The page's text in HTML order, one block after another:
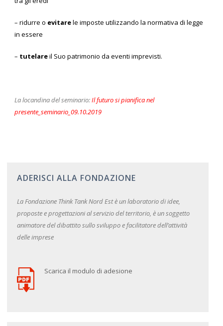
– ridurre o evitarele imposte utilizzando la normativa di legge
in essere
– tutelareil Suo patrimonio da eventi imprevisti.
La locandina del seminario:Il futuro si pianifica nel
presente_seminario_09.10.2019
ADERISCI ALLA FONDAZIONE
La Fondazione Think Tank Nord Est è un laboratorio di idee,
proposte e progettazioni al servizio del territorio, è un soggetto
animatore del dibattito sullo sviluppo e facilitatore dell’attività
delle imprese
Scarica il modulo di adesione